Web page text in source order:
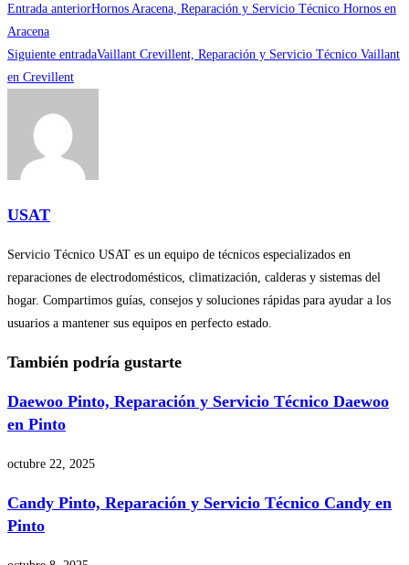
Leer
más
artículos
Entrada anteriorHornos Aracena, Reparación y Servicio Técnico Hornos en
Aracena
Siguiente entradaVaillant Crevillent, Reparación y Servicio Técnico Vaillant
en Crevillent
USAT
Servicio Técnico USAT es un equipo de técnicos especializados en
reparaciones de electrodomésticos, climatización, calderas y sistemas del
hogar. Compartimos guías, consejos y soluciones rápidas para ayudar a los
usuarios a mantener sus equipos en perfecto estado.
También podría gustarte
Daewoo Pinto, Reparación y Servicio Técnico Daewoo
en Pinto
octubre 22, 2025
Candy Pinto, Reparación y Servicio Técnico Candy en
Pinto